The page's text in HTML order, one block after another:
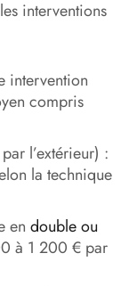
interventions
intervention
compris
l’extérieur) :
la technique
en double ou
à 1 200 € par